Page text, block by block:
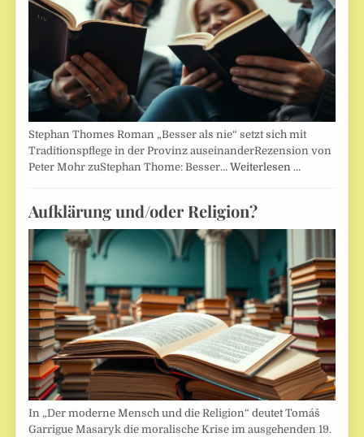
Stephan Thomes Roman „Besser als nie“ setzt sich mit
Traditionspflege in der Provinz auseinanderRezension von
Peter Mohr zuStephan Thome: Besser…Weiterlesen …
Aufklärung und/oder Religion?
In „Der moderne Mensch und die Religion“ deutet Tomáš
Garrigue Masaryk die moralische Krise im ausgehenden 19.